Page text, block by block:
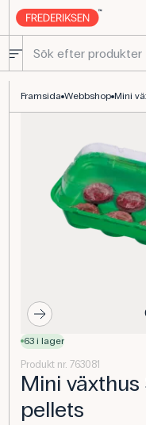
Framsida Webbshop Mini
63 i lager
Produkt nr. 763081
Mini växthus
pellets